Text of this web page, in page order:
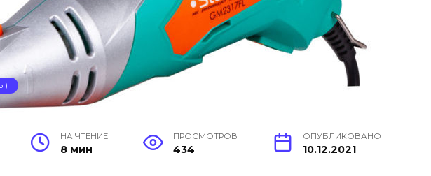
НА ЧТЕНИЕ
8 мин
ПРОСМОТРОВ
434
ОПУБЛИКОВАНО
10.12.2021